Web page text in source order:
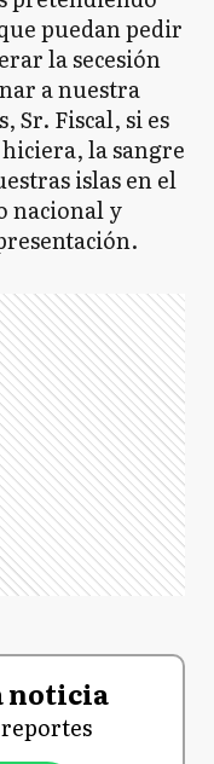
puedan pedir
la secesión
a nuestra
Sr. Fiscal, si es
la sangre
islas en el
nacional y
noticia